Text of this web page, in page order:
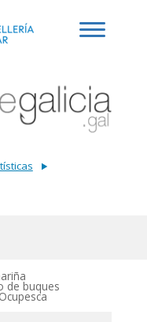
de buques
Ocupesca